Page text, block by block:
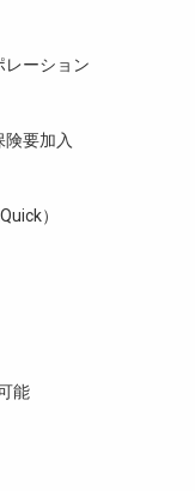
ーション
要加入
）
能